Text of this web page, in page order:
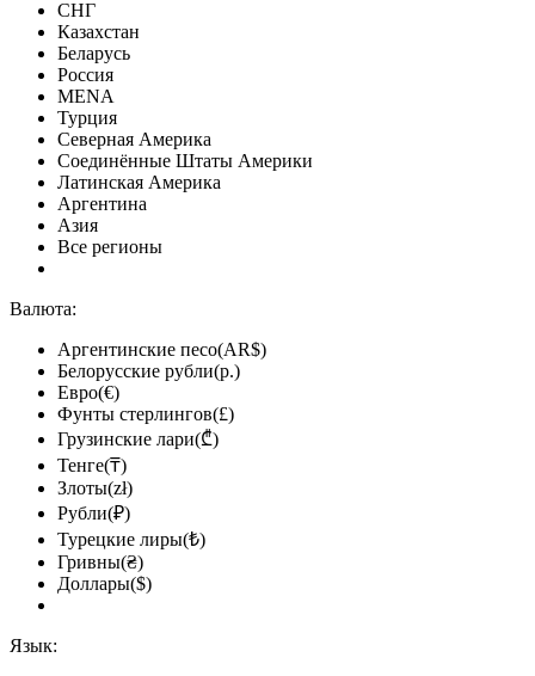
СНГ
Казахстан
Беларусь
Россия
MENA
Турция
Северная Америка
Соединённые Штаты Америки
Латинская Америка
Аргентина
Азия
Все регионы
Валюта:
Аргентинские песо(AR$)
Белорусские рубли(р.)
Евро(€)
Фунты стерлингов(£)
Грузинские лари(₾)
Тенге(₸)
Злоты(zł)
Рубли(₽)
Турецкие лиры(₺)
Гривны(₴)
Доллары($)
Язык: